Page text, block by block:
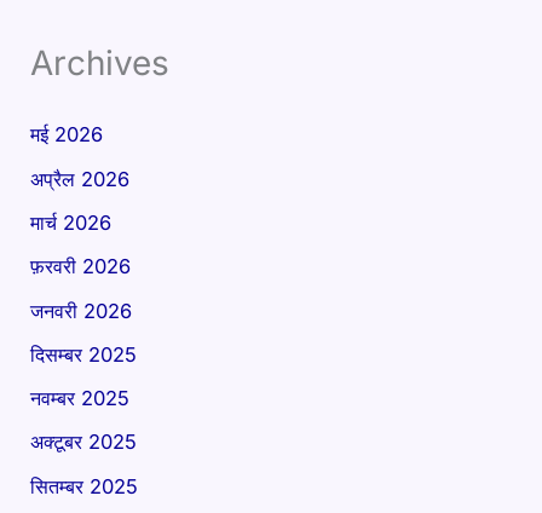
Archives
मई 2026
अप्रैल 2026
मार्च 2026
फ़रवरी 2026
जनवरी 2026
दिसम्बर 2025
नवम्बर 2025
अक्टूबर 2025
सितम्बर 2025